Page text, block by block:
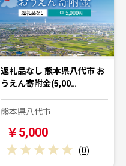
返礼品なし 熊本県八代市 お
うえん寄附金(5,00…
熊本県八代市
￥5,000
(0)